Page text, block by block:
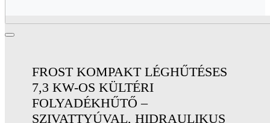
FROST KOMPAKT LÉGHŰTÉSES
7,3 KW-OS KÜLTÉRI
FOLYADÉKHŰTŐ –
SZIVATTYÚVAL, HIDRAULIKUS